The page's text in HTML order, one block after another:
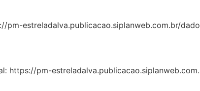
pm-estreladalva.publicacao.siplanweb.com.br/
https://pm-